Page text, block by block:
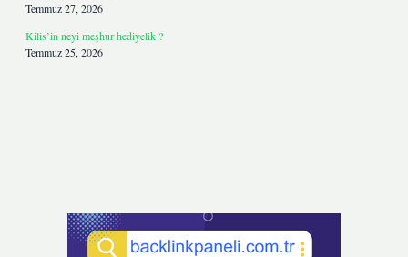
Temmuz 27, 2026
Kilis’in neyi meşhur hediyelik ?
Temmuz 25, 2026